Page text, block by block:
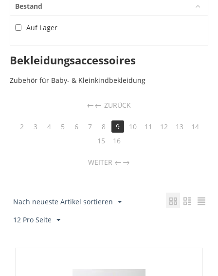
Bestand
Auf Lager
Bekleidungsaccessoires
Zubehör für Baby- & Kleinkindbekleidung
← ZURÜCK
2 3 4 5 6 7 8 9 10 11 12 13
14
15
16
WEITER →
Nach neueste Artikel sortieren
12 Pro Seite